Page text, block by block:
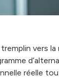
tremplin vers
réelle